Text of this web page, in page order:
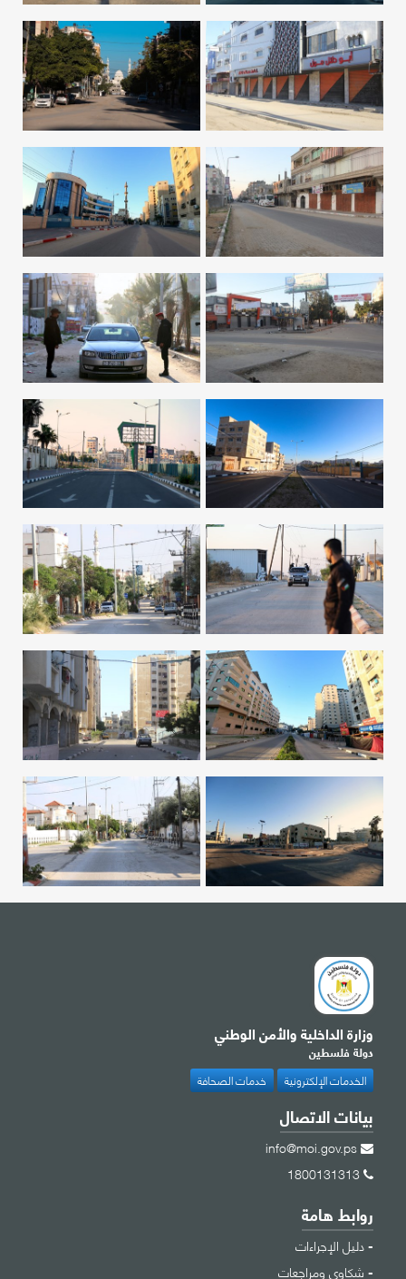
وزارة الداخلية والأمن الوطني
دولة فلسطين
الخدمات الإلكترونية خدمات الصحافة
بيانات الاتصال
info@moi.gov.ps
روابط هامة
دليل الإجراءات
شكاوى ومراجعات